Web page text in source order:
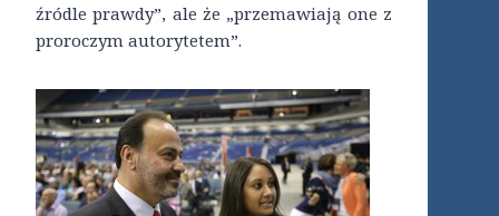
źródle prawdy”, ale że „przemawiają one z
proroczym autorytetem”.